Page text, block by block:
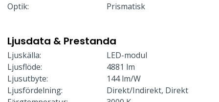
Optik: Prismatisk
Ljusdata & Prestanda
Ljuskälla:
LED-modul
Ljusflöde:
4881 lm
Ljusutbyte:
144 lm/W
Ljusfördelning:
Direkt/Indirekt, Direkt